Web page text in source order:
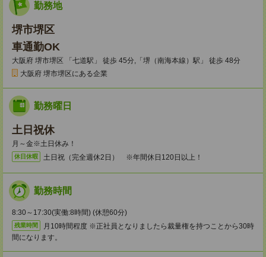
勤務地
堺市堺区
車通勤OK
大阪府 堺市堺区 「七道駅」 徒歩 45分,「堺（南海本線）駅」 徒歩 48分
大阪府 堺市堺区にある企業
勤務曜日
土日祝休
月～金※土日休み！
休日休暇 土日祝（完全週休2日） ※年間休日120日以上！
勤務時間
8:30～17:30(実働:8時間) (休憩60分)
残業時間
月10時間程度 ※正社員となりましたら裁量権を持つことから30時
間になります。